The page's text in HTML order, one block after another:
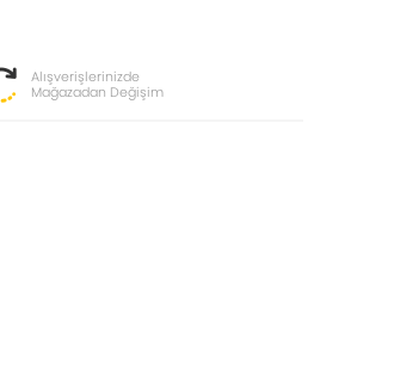
Alışverişlerinizde
Mağazadan Değişim